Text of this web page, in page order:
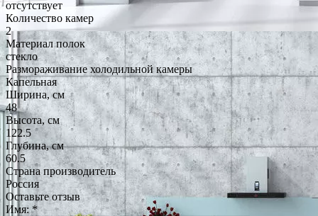
отсутствует
Количество камер
2
Материал полок
стекло
Размораживание холодильной камеры
Капельная
Ширина, см
48
Высота, см
122.5
Глубина, см
60.5
Страна производитель
Россия
Оставьте отзыв
Имя:*